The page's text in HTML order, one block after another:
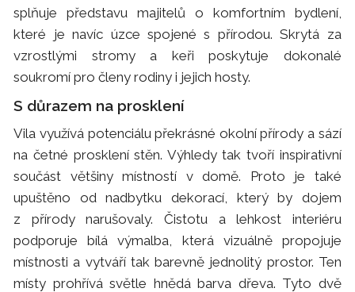
splňuje představu majitelů o komfortním bydlení,
které je navíc úzce spojené s přírodou. Skrytá za
vzrostlými stromy a keři poskytuje dokonalé
soukromí pro členy rodiny i jejich hosty.
S důrazem na prosklení
Vila využívá potenciálu překrásné okolní přírody a sází
na četné prosklení stěn. Výhledy tak tvoří inspirativní
součást většiny místností v domě. Proto je také
upuštěno od nadbytku dekorací, který by dojem
z přírody narušovaly. Čistotu a lehkost interiéru
podporuje bílá výmalba, která vizuálně propojuje
místnosti a vytváří tak barevně jednolitý prostor. Ten
místy prohřívá světle hnědá barva dřeva. Tyto dvě